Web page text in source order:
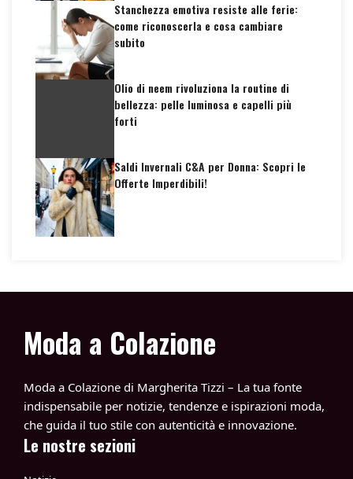
Stanchezza emotiva resiste alle ferie:
come riconoscerla e cosa cambiare
subito
Olio di neem rivoluziona la routine di
bellezza: pelle luminosa e capelli più
forti
Saldi Invernali C&A per Donna: Scopri le
Offerte Imperdibili!
Moda a Colazione
Moda a Colazione di Margherita Tizzi – La tua fonte
indispensabile per notizie, tendenze e ispirazioni moda,
che guida il tuo stile con autenticità e innovazione.
Le nostre sezioni